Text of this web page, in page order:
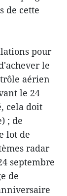
de cette
pour
le
aérien
le 24
cela doit
; de
lot de
radar
septembre
de